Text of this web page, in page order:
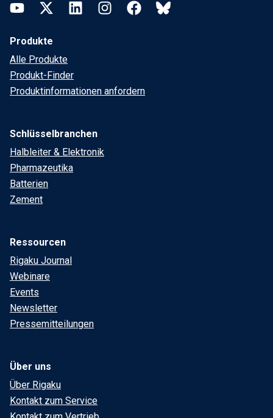
YouTubeTwitter LinkedInInstagramFacebookBluesky
Produkte
Alle Produkte
Produkt-Finder
Produktinformationen anfordern
Schlüsselbranchen
Halbleiter & Elektronik
Pharmazeutika
Batterien
Zement
Ressourcen
Rigaku Journal
Webinare
Events
Newsletter
Pressemitteilungen
Über uns
Über Rigaku
Kontakt zum Service